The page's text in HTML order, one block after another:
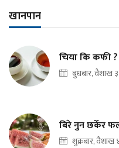
खानपान
चिया कि कफी
बुधबार, वैशाख
बिरे नुन छर्केर
शुक्रबार, वैशाख